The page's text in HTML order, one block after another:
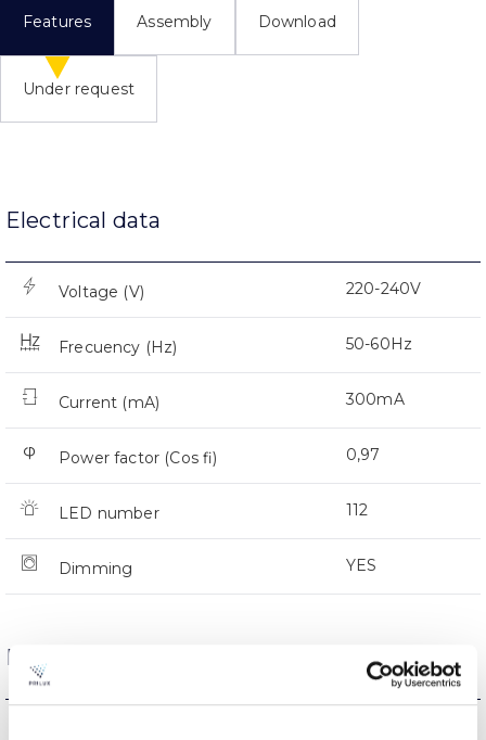
Features Assembly Download
Under request
Electrical data
Voltage (V) 220-240V
Frecuency (Hz) 50-60Hz
Current (mA) 300mA
Power factor (Cos fi) 0,97
LED number 112
Dimming YES
Dimensions and Mounting